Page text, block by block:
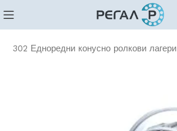
302 Едноредни конусно ролкови лагери